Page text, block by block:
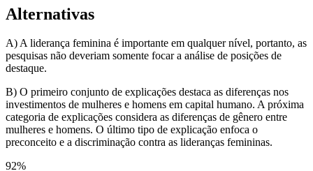
Alternativas
A) A liderança feminina é importante em qualquer nível, portanto, as
pesquisas não deveriam somente focar a análise de posições de
destaque.
B) O primeiro conjunto de explicações destaca as diferenças nos
investimentos de mulheres e homens em capital humano. A próxima
categoria de explicações considera as diferenças de gênero entre
mulheres e homens. O último tipo de explicação enfoca o
preconceito e a discriminação contra as lideranças femininas.
92%